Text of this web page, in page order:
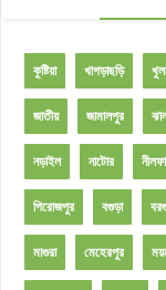
কুষ্টিয়া খাগড়াছড়ি
জাতীয় জামালপুর
নড়াইল নাটোর
পিরোজপুর বগুড়া
মাগুরা মেহেরপুর